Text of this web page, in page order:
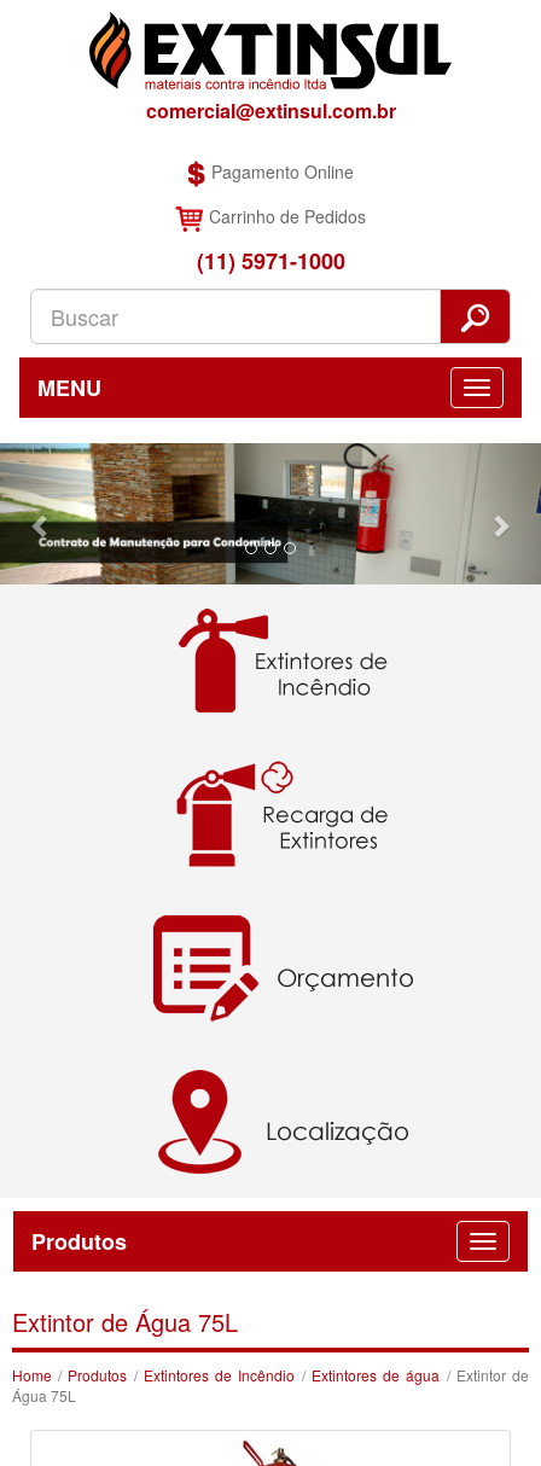
comercial@extinsul.com.br
Pagamento Online
Carrinho de Pedidos
(11) 5971-1000
MENU
Previous
Produtos
Extintor de Água 75L
Home / Produtos / Extintores de Incêndio / Extintores de água / Extintor de
Água 75L